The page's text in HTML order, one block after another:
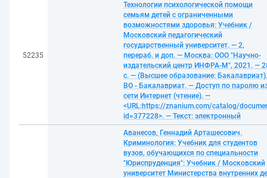
52235
Технологии психологической помощи
семьям детей с ограниченными
возможностями здоровья: Учебник /
Московский педагогический
государственный университет. — 2,
перераб. и доп. — Москва: ООО "Научно-
издательский центр ИНФРА-М", 2021. —
с. — (Высшее образование:
ВО - Бакалавриат. — Доступ по паролю
сети Интернет (чтение). —
<URL:https://znanium.com/catalog/
id=377228>. — Текст: электронный
Аванесов, Геннадий Арташесович.
Криминология: Учебник для студентов
вузов, обучающихся по специальности
"Юриспруденция": Учебник / Московский
университет Министерства внутренних